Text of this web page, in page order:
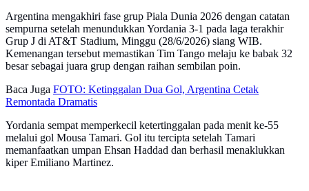
Argentina mengakhiri fase grup Piala Dunia 2026 dengan catatan
sempurna setelah menundukkan Yordania 3-1 pada laga terakhir
Grup J di AT&T Stadium, Minggu (28/6/2026) siang WIB.
Kemenangan tersebut memastikan Tim Tango melaju ke babak 32
besar sebagai juara grup dengan raihan sembilan poin.
Baca Juga FOTO: Ketinggalan Dua Gol, Argentina Cetak
Remontada Dramatis
Yordania sempat memperkecil ketertinggalan pada menit ke-55
melalui gol Mousa Tamari. Gol itu tercipta setelah Tamari
memanfaatkan umpan Ehsan Haddad dan berhasil menaklukkan
kiper Emiliano Martinez.